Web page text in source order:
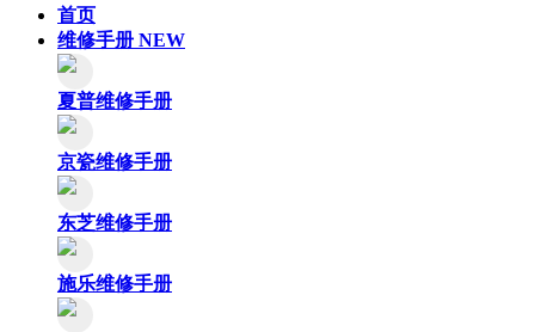
首页
维修手册 NEW
夏普维修手册
京瓷维修手册
东芝维修手册
施乐维修手册